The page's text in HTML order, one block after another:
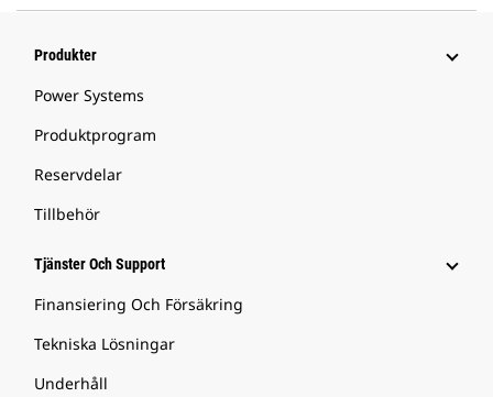
Produkter
Power Systems
Produktprogram
Reservdelar
Tillbehör
Tjänster Och Support
Finansiering Och Försäkring
Tekniska Lösningar
Underhåll